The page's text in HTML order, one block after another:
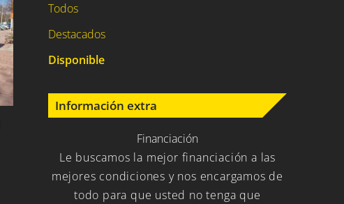
Todos
Destacados
Disponible
Información extra
Financiación
Le buscamos la mejor financiación a las
mejores condiciones y nos encargamos de
todo para que usted no tenga que